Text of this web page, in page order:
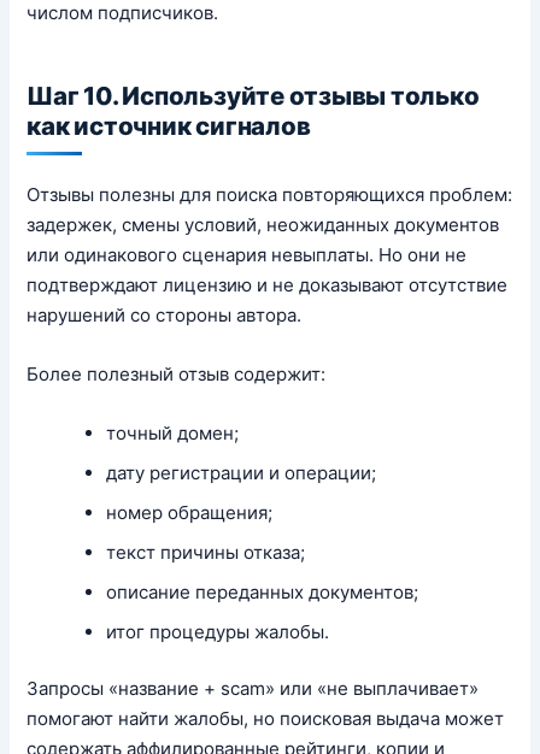
числом подписчиков.
Шаг 10. Используйте отзывы только
как источник сигналов
Отзывы полезны для поиска повторяющихся проблем:
задержек, смены условий, неожиданных документов
или одинакового сценария невыплаты. Но они не
подтверждают лицензию и не доказывают отсутствие
нарушений со стороны автора.
Более полезный отзыв содержит:
точный домен;
дату регистрации и операции;
номер обращения;
текст причины отказа;
описание переданных документов;
итог процедуры жалобы.
Запросы «название + scam» или «не выплачивает»
помогают найти жалобы, но поисковая выдача может
содержать аффилированные рейтинги, копии и